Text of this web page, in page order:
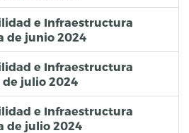
e Infraestructura
de junio 2024
e Infraestructura
julio 2024
e Infraestructura
de julio 2024